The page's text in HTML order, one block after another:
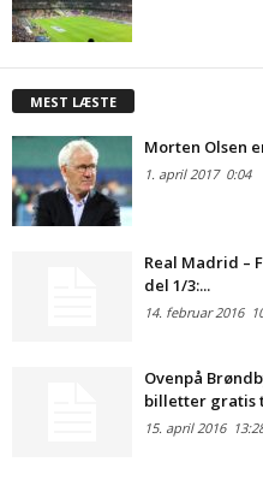
MEST LÆSTE
Morten Olsen
1. april 20170:04
Real Madrid –
del 1/3:...
14. februar 2016
Ovenpå
billetter gratis
15. april 2016